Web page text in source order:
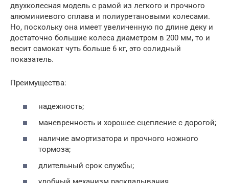
двухколесная модель с рамой из легкого и прочного
алюминиевого сплава и полиуретановыми колесами.
Но, поскольку она имеет увеличенную по длине деку и
достаточно большие колеса диаметром в 200 мм, то и
весит самокат чуть больше 6 кг, это солидный
показатель.
Преимущества:
надежность;
маневренность и хорошее сцепление с дорогой;
наличие амортизатора и прочного ножного
тормоза;
длительный срок службы;